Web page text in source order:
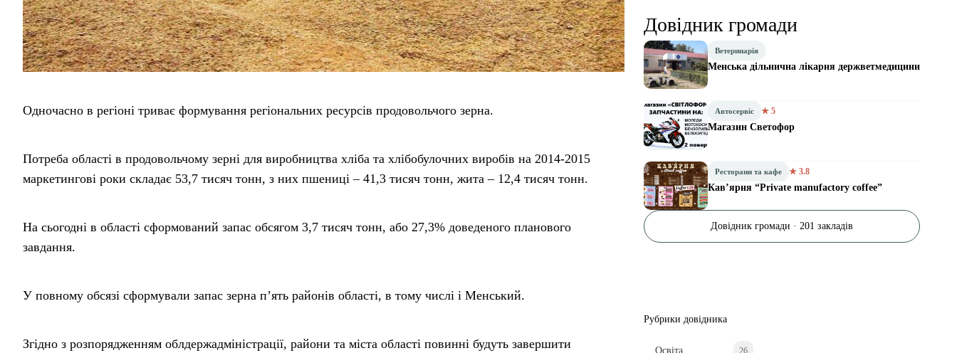
Одночасно в регіоні триває формування регіональних ресурсів продовольчого зерна.
Потреба області в продовольчому зерні для виробництва хліба та хлібобулочних виробів на 2014-2015
маркетингові роки складає 53,7 тисяч тонн, з них пшениці – 41,3 тисяч тонн, жита – 12,4 тисяч тонн.
На сьогодні в області сформований запас обсягом 3,7 тисяч тонн, або 27,3% доведеного планового
завдання.
У повному обсязі сформували запас зерна п’ять районів області, в тому числі і Менський.
Згідно з розпорядженням облдержадміністрації, райони та міста області повинні будуть завершити
Довідник громади
Ветеринарія
Менська дільнична лікарня держветмедицини
Автосервіс ★ 5
Магазин Светофор
Ресторани та кафе ★ 3.8
Кав’ярня “Private manufactory coffee”
Довідник громади · 201 закладів
Рубрики довідника
Освіта 26